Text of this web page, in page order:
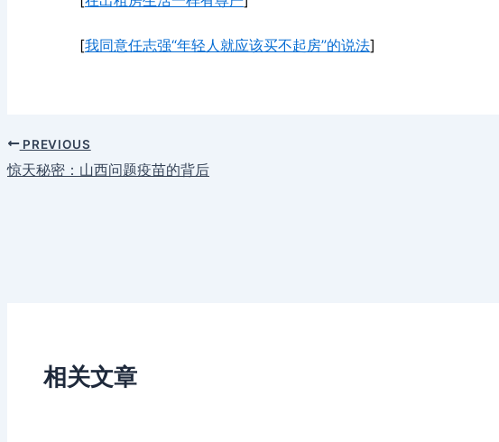
[我同意任志强“年轻人就应该买不起房”的说法]
PREVIOUS
惊天秘密：山西问题疫苗的背后
相关文章